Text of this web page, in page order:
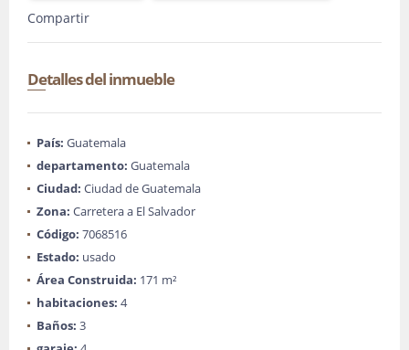
Compartir
Detalles del inmueble
País: Guatemala
departamento: Guatemala
Ciudad: Ciudad de Guatemala
Zona: Carretera a El Salvador
Código: 7068516
Estado: usado
Área Construida: 171 m²
habitaciones: 4
Baños: 3